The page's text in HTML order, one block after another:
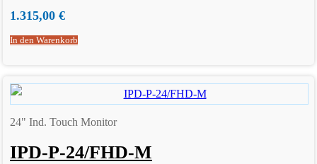
1.315,00 €
In den Warenkorb
24" Ind. Touch Monitor
IPD-P-24/FHD-M